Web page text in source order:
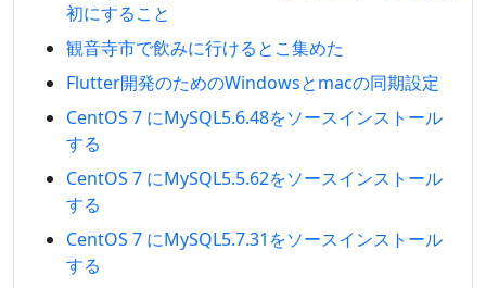
初にすること
観音寺市で飲みに行けるとこ集めた
Flutter開発のためのWindowsとmacの同期設定
CentOS 7 にMySQL5.6.48をソースインストール
する
CentOS 7 にMySQL5.5.62をソースインストール
する
CentOS 7 にMySQL5.7.31をソースインストール
する